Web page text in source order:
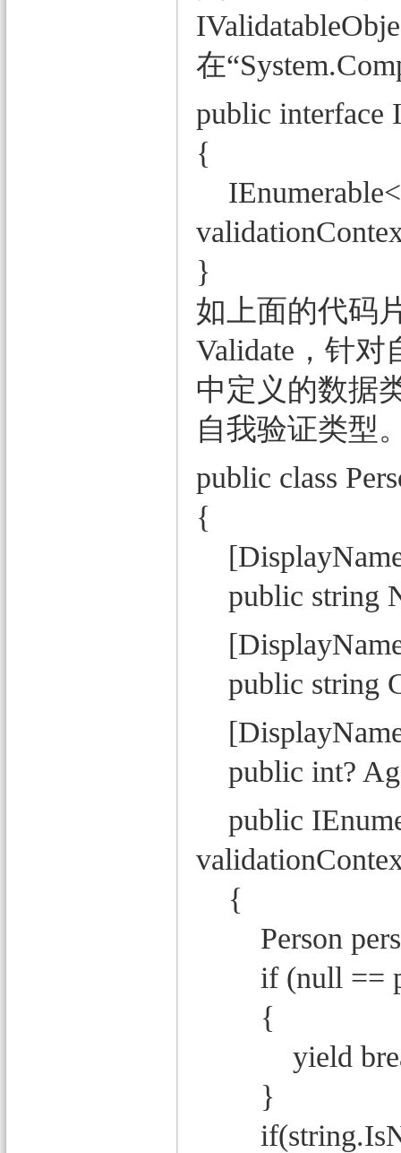
在
public interface
{
}
如上面的代码
Validate，针
中定义的数据
自我验证类型
public class
{
public string
public string
public int?
public
{
Person
if (null ==
{
yield
}